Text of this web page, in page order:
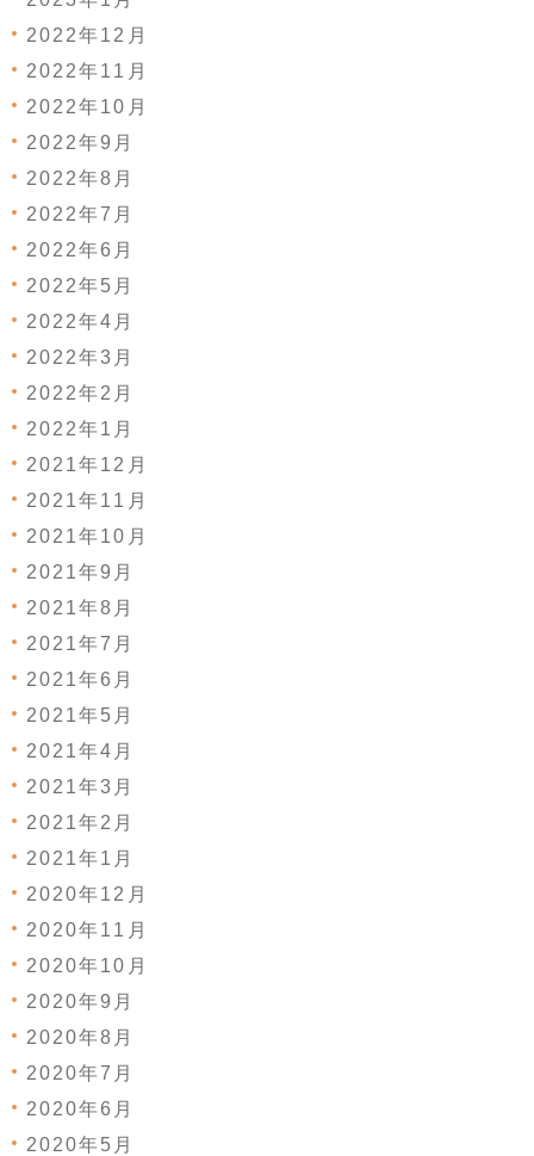
2022年12月
2022年11月
2022年10月
2022年9月
2022年8月
2022年7月
2022年6月
2022年5月
2022年4月
2022年3月
2022年2月
2022年1月
2021年12月
2021年11月
2021年10月
2021年9月
2021年8月
2021年7月
2021年6月
2021年5月
2021年4月
2021年3月
2021年2月
2021年1月
2020年12月
2020年11月
2020年10月
2020年9月
2020年8月
2020年7月
2020年6月
2020年5月